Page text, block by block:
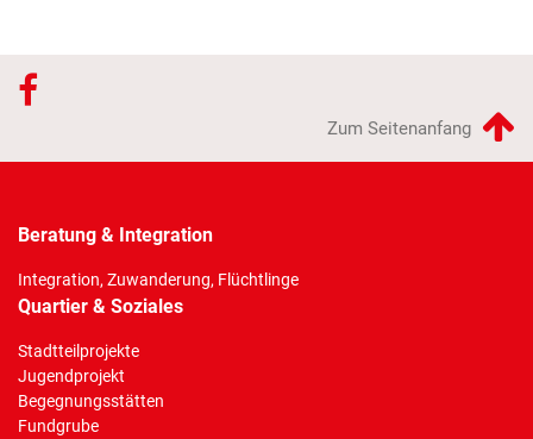
Zum Seitenanfang
Beratung & Integration
Integration, Zuwanderung, Flüchtlinge
Quartier & Soziales
Stadtteilprojekte
Jugendprojekt
Begegnungsstätten
Fundgrube